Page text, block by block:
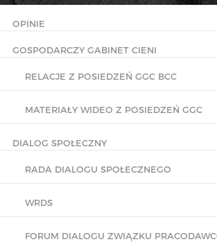
OPINIE
GOSPODARCZY GABINET CIENI
RELACJE Z POSIEDZEŃ GGC BCC
MATERIAŁY WIDEO Z POSIEDZEŃ GGC
DIALOG SPOŁECZNY
RADA DIALOGU SPOŁECZNEGO
WRDS
FORUM DIALOGU ZWIĄZKU